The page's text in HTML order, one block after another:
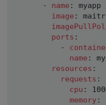
-
name :
myapp
image :
ports :
-
name :
resources :
requests :
cpu :
memory :